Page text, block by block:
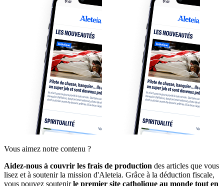
Vous aimez notre contenu ?
Aidez-nous à couvrir les frais de production des articles que vous
lisez et à soutenir la mission d'Aleteia. Grâce à la déduction fiscale,
vous pouvez soutenirle premier site catholique au monde tout en